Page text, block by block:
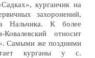
курганчик на
захоронений,
Нальчика. К более
относит
Самыми же поздними
курганы у с.